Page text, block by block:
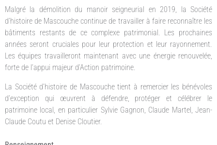
Malgré la démolition du manoir seigneurial en 2019, la Société
d’histoire de Mascouche continue de travailler à faire reconnaître les
bâtiments restants de ce complexe patrimonial. Les prochaines
années seront cruciales pour leur protection et leur rayonnement.
Les équipes travailleront maintenant avec une énergie renouvelée,
forte de l’appui majeur d’Action patrimoine.
La Société d’histoire de Mascouche tient à remercier les bénévoles
d’exception qui œuvrent à défendre, protéger et célébrer le
patrimoine local, en particulier Sylvie Gagnon, Claude Martel, Jean-
Claude Coutu et Denise Cloutier.